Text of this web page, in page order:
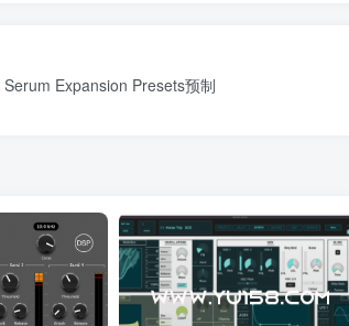
Expansion Presets预制